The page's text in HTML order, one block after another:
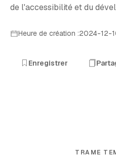
de l'accessibilité et du
Heure de création :2024-12-
Enregistrer
TRAME